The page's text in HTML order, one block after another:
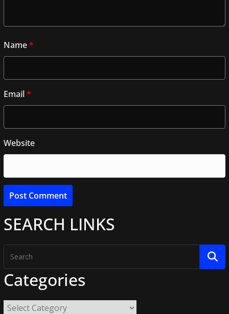
Name*
Email*
Website
SEARCH LINKS
Categories